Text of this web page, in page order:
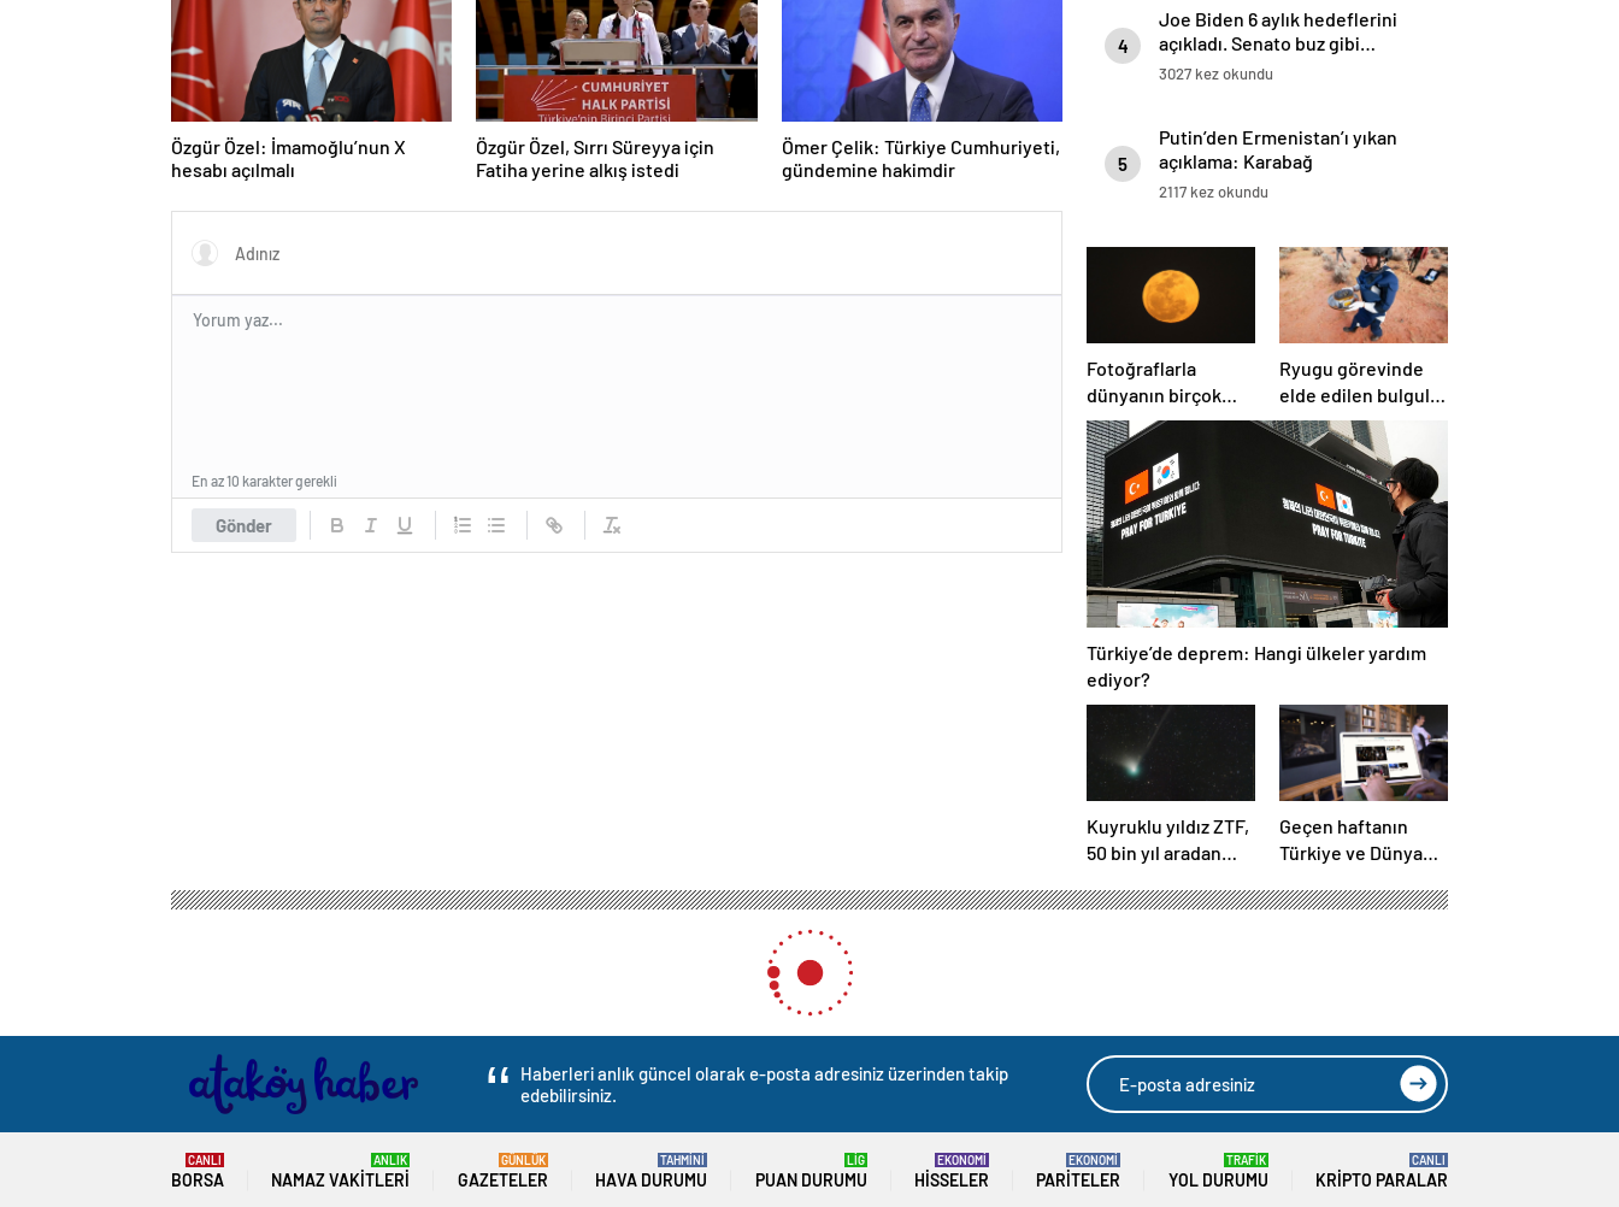
Özgür Özel: İmamoğlu’nun X
hesabı açılmalı
Özgür Özel, Sırrı Süreyya için
Fatiha yerine alkış istedi
Ömer Çelik: Türkiye Cumhuriyeti,
gündemine hakimdir
Gönder
En az 10 karakter gerekli
4
Joe Biden 6 aylık hedeflerini
açıkladı. Senato buz gibi…
3027 kez okundu
5
Putin’den Ermenistan’ı yıkan
açıklama: Karabağ
Azerbaycan’ın ayrılmaz bir
2117 kez okundu
Fotoğraflarla
dünyanın birçok
yerinden ‘Süper Ay’
manzaraları
Ryugu görevinde
elde edilen bulgular
suyun dünyaya
asteroitlerce
getirilmiş
olabileceğini
gösteriyor
Türkiye’de deprem: Hangi ülkeler yardım
ediyor?
Kuyruklu yıldız ZTF,
50 bin yıl aradan
kez çok yaklaşacak
Geçen haftanın
Türkiye ve Dünya
ettiniz mi?
Muhalifler Şam’a ilerlerken Erdoğan’dan kritik mesaj: Bir çakıl taşında bile gözümüz yok
Muhalifler Şam’a ilerlerken Erdoğan’dan kritik mesaj: Bir çakıl
taşında bile gözümüz yok